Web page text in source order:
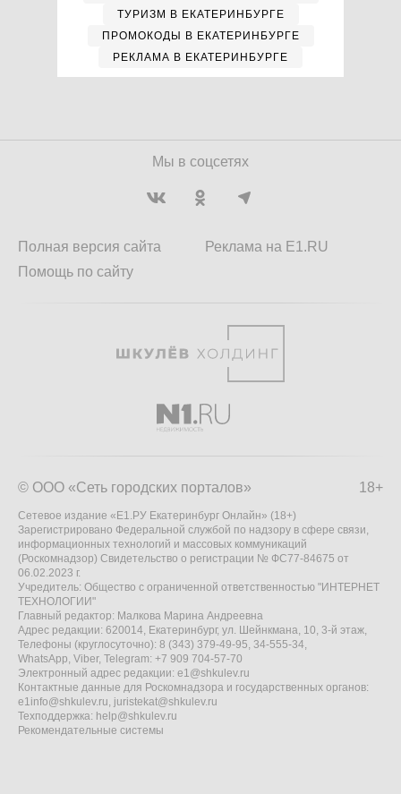
ТУРИЗМ В ЕКАТЕРИНБУРГЕ
ПРОМОКОДЫ В ЕКАТЕРИНБУРГЕ
РЕКЛАМА В ЕКАТЕРИНБУРГЕ
Мы в соцсетях
Полная версия сайта
Помощь по сайту
Реклама на E1.RU
18+
© ООО «Сеть городских порталов»
Сетевое издание «Е1.РУ Екатеринбург Онлайн» (18+)
Зарегистрировано Федеральной службой по надзору в сфере связи,
информационных технологий и массовых коммуникаций
(Роскомнадзор) Свидетельство о регистрации № ФС77-84675 от
06.02.2023 г.
Учредитель: Общество с ограниченной ответственностью "ИНТЕРНЕТ
ТЕХНОЛОГИИ"
Главный редактор: Малкова Марина Андреевна
Адрес редакции: 620014, Екатеринбург, ул. Шейнкмана, 10, 3-й этаж,
Телефоны (круглосуточно): 8 (343) 379-49-95, 34-555-34,
WhatsApp, Viber, Telegram: +7 909 704-57-70
Электронный адрес редакции: e1@shkulev.ru
Контактные данные для Роскомнадзора и государственных органов:
e1info@shkulev.ru, juristekat@shkulev.ru
Техподдержка: help@shkulev.ru
Рекомендательные системы